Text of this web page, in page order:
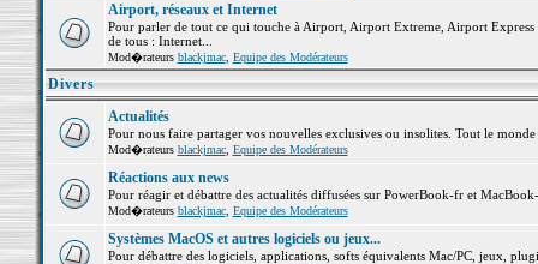
Airport, réseaux et Internet
Pour parler de tout ce qui touche à Airport, Airport Extreme, Airport
de tous : Internet...
Mod�rateurs blackjmac, Equipe des Modérateurs
Divers
Actualités
Pour nous faire partager vos nouvelles exclusives ou insolites. Tout le
Mod�rateurs blackjmac, Equipe des Modérateurs
Réactions aux news
Pour réagir et débattre des actualités diffusées sur PowerBook-fr et
Mod�rateurs blackjmac, Equipe des Modérateurs
Systèmes MacOS et autres logiciels ou jeux...
Pour débattre des logiciels, applications, softs équivalents Mac/PC, jeux,